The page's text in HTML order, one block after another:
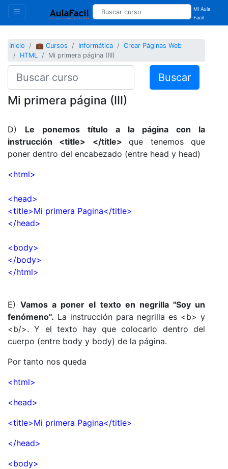
Mi Aula
Facil
Inicio 💼 Cursos Informática
Crear Páginas Web
HTML
Mi primera página (III)
Buscar
Mi primera página (III)
D) Le ponemos título a la página con la
instrucción <title> </title>que tenemos que
poner dentro del encabezado (entre head y head)
<html>
<head>
<title>Mi primera Pagina</title>
</head>
<body>
</body>
</html>
E)Vamos a poner el texto en negrilla "Soy un
fenómeno". La instrucción para negrilla es <b> y
<b/>. Y el texto hay que colocarlo dentro del
cuerpo (entre body y body) de la página.
Por tanto nos queda
<html>
<head>
<title>Mi primera Pagina</title>
</head>
<body>